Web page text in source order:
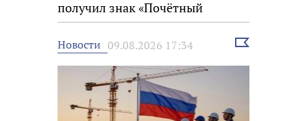
получил знак «Почётный
строитель России»
Новости 09.08.2026 17:34
Выбрать